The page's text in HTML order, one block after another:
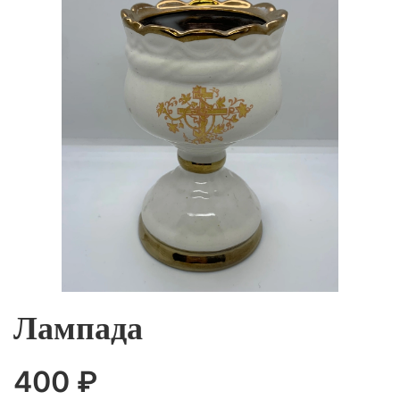
Лампада
400 ₽